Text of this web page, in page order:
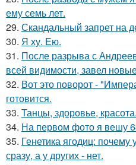
ему семь лет.
29. Скандальный запрет на
30. Я ху. Ею.
31. После разрыва с
всей видимости, завел
32. Вот это поворот -
готовится.
33. Танцы, здоровье, красота.
34. На первом фото я вешу
35. Генетика ягодиц:
сразу, а у других - нет.